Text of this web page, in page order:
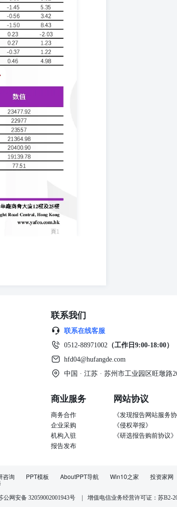
执政就越复杂。默茨最有可能结
。议会的最终构成也可能决定默
持要美国提供军事安全保障：
5,000亿美元的要求。但泽连斯
成协议依然很远。美国财长贝森
及乌克兰希望获得的抵御俄罗斯
示，他想要获取乌克兰相当于
年全面入侵以来其实际获得
是安全保障的说法。泽连斯基周
收回那些被非法占有的资产。
出台针对中国的新措施，他签署
位不愿透露姓名的白宫官员表
”要求CFIUS限制中国在“科
，“遏制中国等外国对手利用资
航天等领域的对华投资实施新限
司加以审计，并确保外国对手公
立“快速通道”促进项目。该文件
。备忘录还要求加强CFIUS
才及运作的接触。 ◆DeepSeek
计划从下周开始向公众
这家成立才20个月的初创公司上
该公司在X上发帖称，任何人都
智能开发的开源，由于其模型在
据以及开发和管理代码的方式。
能技术得到更广泛的应用。
66 Connaught RoadCentral,
劲，升目标价至11.9元：美银研
场预期。由于IDG（智能设备集
润率(OPM)低于预期3个百分点。
10元升至11.9元。期内IDG销售
其保持稳健的销售增长及较高
第三季度实现了盈亏平衡，受益
仍然较慢。 ◆渣打集团(2888)去
向股东回馈至少80亿美元目标：
回购计划，并建议派发末期股
东回馈至少80亿元目标。 ◆远大
南京基金及上海洪昇收购南京
补充协议，其中包括确认远大医
限公司，致力于构建完整机器人产
联系我们
联系在线客服
0512-88971002 （工作日9:00-18:00）
hfd04@hufangde.com
中国 · 江苏 · 苏州市工业园区旺墩路
商业服务
商务合作
企业采购
机构入驻
报告发布
网站协议
《发现报告网站服务协
《侵权举报》
《研选报告购前协议》
咨询 PPT模板 AboutPPT导航 Win10之家 投资家网
公网安备 32059002001943号 | 增值电信业务经营许可证：苏B2-